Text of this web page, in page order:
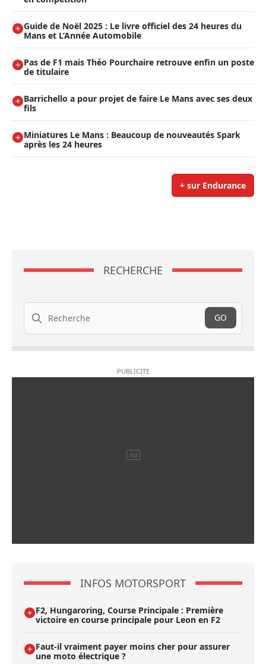
Guide de Noël 2025 : Le livre officiel des 24 heures du
Mans et L’Année Automobile
Pas de F1 mais Théo Pourchaire retrouve enfin un poste
de titulaire
Barrichello a pour projet de faire Le Mans avec ses deux
fils
Miniatures Le Mans : Beaucoup de nouveautés Spark
après les 24 heures
+ sur Endurance
RECHERCHE
Recherche
GO
INFOS MOTORSPORT
F2, Hungaroring, Course Principale : Première
victoire en course principale pour Leon en F2
Faut-il vraiment payer moins cher pour assurer
une moto électrique ?